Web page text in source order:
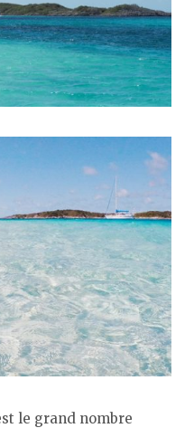
le grand nombre